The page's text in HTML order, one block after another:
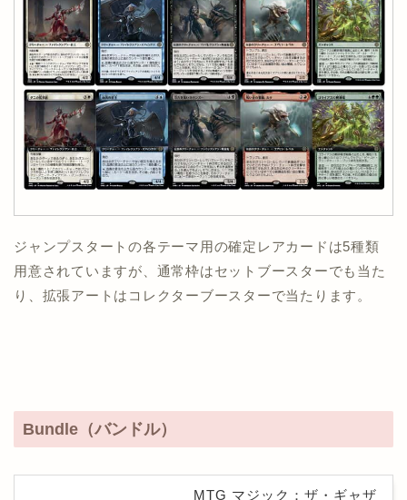
ジャンプスタートの各テーマ用の確定レアカードは5種類
用意されていますが、通常枠はセットブースターでも当た
り、拡張アートはコレクターブースターで当たります。
Bundle（バンドル）
MTG マジック：ザ・ギャザ